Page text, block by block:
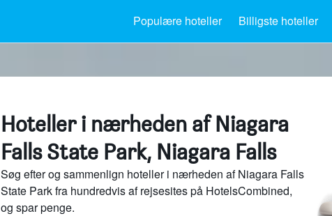
Populære hoteller Billigste hoteller
Hoteller i nærheden af Niagara
Falls State Park, Niagara Falls
Søg efter og sammenlign hoteller i nærheden af Niagara Falls
State Park fra hundredvis af rejsesites på HotelsCombined,
og spar penge.